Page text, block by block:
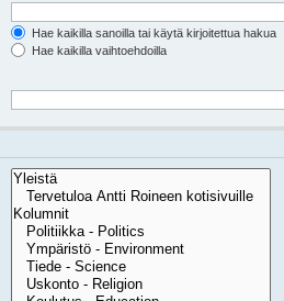
Hae kaikilla sanoilla tai käytä kirjoitettua hakua
Hae kaikilla vaihtoehdoilla